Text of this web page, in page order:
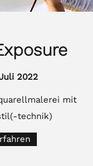
2022
mit
technik)